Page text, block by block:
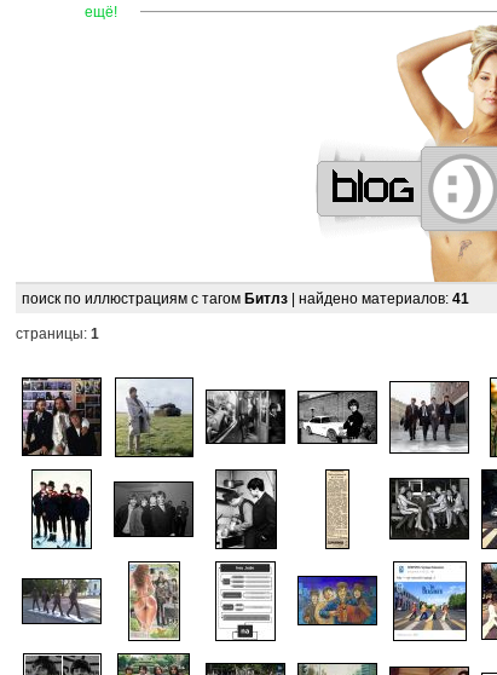
ещё! ——————————————————
поиск по иллюстрациям с тагом Битлз | найдено материалов: 41
страницы: 1